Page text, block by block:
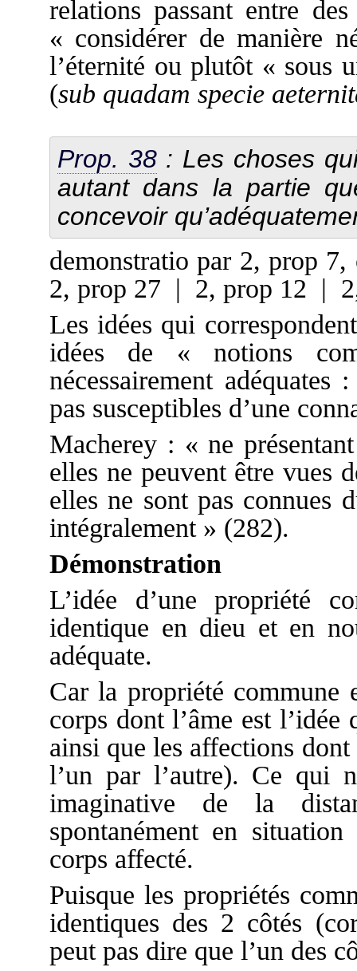
relations passant entre
« considérer de manière
l’éternité ou plutôt « sous
(sub quadam specie
Prop. 38: Les choses
autant dans la partie
concevoir
demonstratio par 2,
2, prop 27 | 2, prop 12 |
Les idées qui
idées de « notions
nécessairement
pas susceptibles d’une
Macherey : « ne
elles ne peuvent être vues
elles ne sont pas connues
intégralement » (282).
Démonstration
L’idée d’une propriété
identique en dieu et en
adéquate.
Car la propriété commune
corps dont l’âme est
ainsi que les affections
l’un par l’autre). Ce qui
imaginative de la
spontanément en
corps affecté.
Puisque les propriétés
identiques des 2 côtés
peut pas dire que l’un des